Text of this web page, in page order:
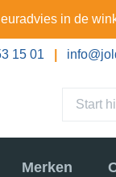
in de
15 01
Merken